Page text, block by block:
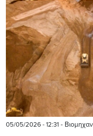
05/05/2026 - 12:31 -